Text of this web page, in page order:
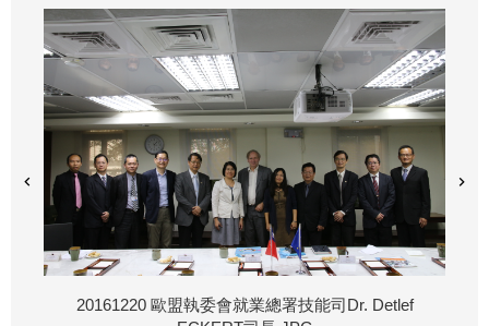
20161220 歐盟執委會就業總署技能司Dr. Detlef